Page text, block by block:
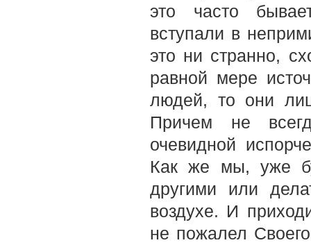
это часто
вступали в
это ни странно,
равной мере
людей, то они
Причем не
очевидной
Как же мы, уже
другими или
воздухе. И
не пожалел